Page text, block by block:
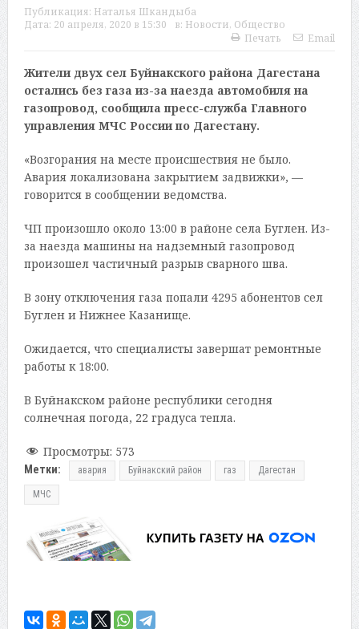
Публикация: Наталья Шкандыба
Дата: 20 апреля, 2020 в 15:30 в: Новости, Общество
Печать
Email
Жители двух сел Буйнакского района Дагестана
остались без газа из-за наезда автомобиля на
газопровод, сообщила пресс-служба Главного
управления МЧС России по Дагестану.
«Возгорания на месте происшествия не было.
Авария локализована закрытием задвижки», —
говорится в сообщении ведомства.
ЧП произошло около 13:00 в районе села Буглен. Из-
за наезда машины на надземный газопровод
произошел частичный разрыв сварного шва.
В зону отключения газа попали 4295 абонентов сел
Буглен и Нижнее Казанище.
Ожидается, что специалисты завершат ремонтные
работы к 18:00.
В Буйнакском районе республики сегодня
солнечная погода, 22 градуса тепла.
Просмотры: 573
Метки: авария Буйнакский район газ Дагестан
МЧС